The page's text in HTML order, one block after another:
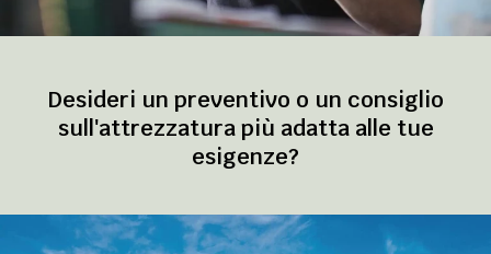
Desideri un preventivo o un consiglio
sull'attrezzatura più adatta alle tue
esigenze?